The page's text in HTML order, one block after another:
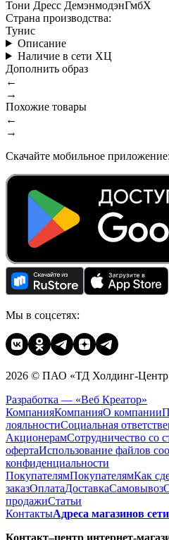
Тони Дресс ДемэнмодэнГмбХ
Страна производства:
Тунис
Описание
Наличие в сети ХЦ
Дополнить образ
←
→
Похожие товары
←
→
Скачайте мобильное приложение:
Мы в соцсетях:
2026 © ПАО «ТД Холдинг-
Разработка — «Веб Креатор»
КомпанияКомпанияО компании
лояльностиСоциальная
АкционерамСотрудничество со
офертаИспользование файлов
конфиденциальности
ПокупателямПокупателямКак
заказОплатаДоставкаCамовывоз
продажиСтатьи
КонтактыАдреса магазинов
Контакт–центр интернет-